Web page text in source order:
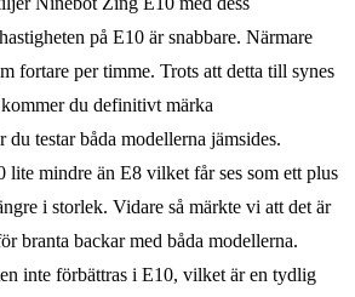
på E10 är snabbare. Närmare
fortare per timme. Trots att detta till synes
du definitivt märka
du testar båda modellerna jämsides.
lite mindre än E8 vilket får ses som ett plus
i storlek. Vidare så märkte vi att det är
branta backar med båda modellerna.
inte förbättras i E10, vilket är en tydlig